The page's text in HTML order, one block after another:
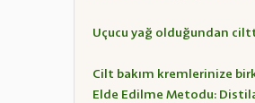
Uçucu yağ olduğundan
Cilt bakım kremlerinize
Elde Edilme Metodu: